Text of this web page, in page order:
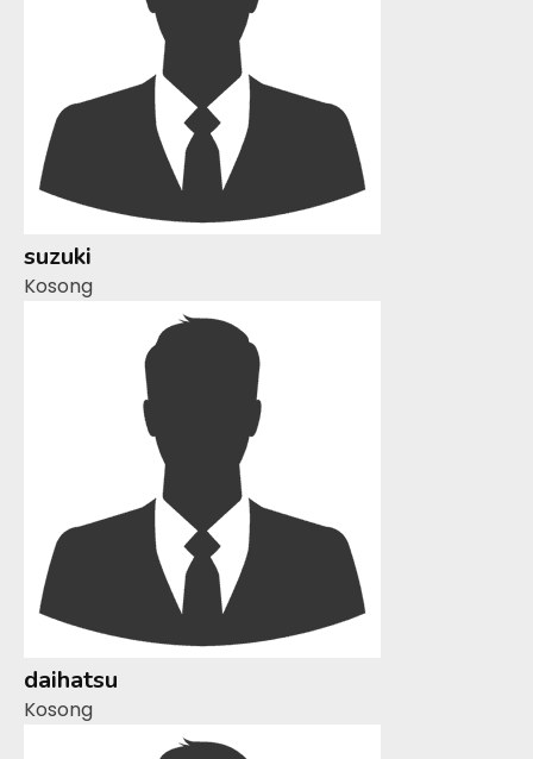
suzuki
Kosong
daihatsu
Kosong